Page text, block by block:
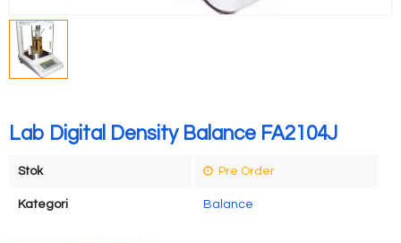
Lab Digital Density Balance FA2104J
Stok Pre Order
Kategori Balance